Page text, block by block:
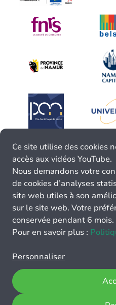
Ce site utilise des cookies
accès aux vidéos YouTube.
Nous demandons votre
de cookies d’analyses
site web utiles à son
sur le site web. Votre
conservée pendant 6 mois.
Pour en savoir plus :
Personnaliser